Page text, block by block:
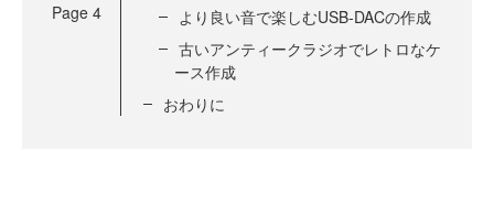
Page 4
より良い音で楽しむUSB-DACの作成
古いアンティークラジオでレトロなケ
ース作成
おわりに